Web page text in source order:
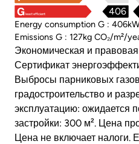
least efficient 406
Energy consumption G :
Emissions G : 127kg CO₂/m²/
Экономическая и
Сертификат
Выбросы парниковых
градостроительство и
эксплуатацию: ожидается
застройки: 300 м². Цена
Цена не включает налоги.